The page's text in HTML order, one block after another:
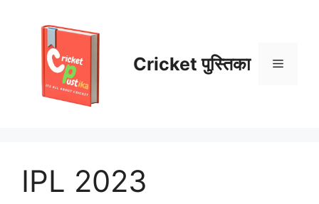
Cricket पुस्तिका Menu
IPL 2023